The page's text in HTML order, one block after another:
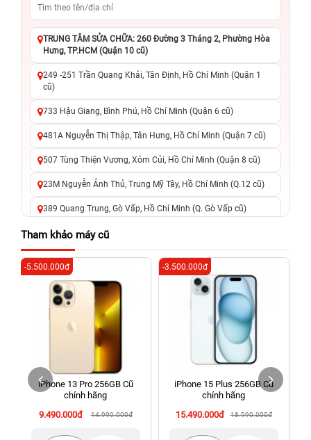
TRUNG TÂM SỬA CHỮA: 260 Đường 3 Tháng 2, Phường Hòa
Hưng, TP.HCM (Quận 10 cũ)
249 -251 Trần Quang Khải, Tân Định, Hồ Chí Minh (Quận 1
cũ)
733 Hậu Giang, Bình Phú, Hồ Chí Minh (Quận 6 cũ)
481A Nguyễn Thị Thập, Tân Hưng, Hồ Chí Minh (Quận 7 cũ)
507 Tùng Thiện Vương, Xóm Củi, Hồ Chí Minh (Quận 8 cũ)
23M Nguyễn Ảnh Thủ, Trung Mỹ Tây, Hồ Chí Minh (Q.12 cũ)
389 Quang Trung, Gò Vấp, Hồ Chí Minh (Q. Gò Vấp cũ)
625 - 625A Âu Cơ, Tân Phú, Hồ Chí Minh (Quận Tân Phú cũ)
326 Lê Văn Việt, Tăng Nhơn Phú, Hồ Chí Minh (Q.9 TP. Thủ
Đức cũ)
256 Võ Văn Ngân, Thủ Đức, Hồ Chí Minh (Bình Thọ, TP. Thủ
Đức Cũ)
70 Nguyễn An Ninh, Dĩ An, Hồ Chí Minh (Bình Dương Cũ)
24h Vũng Tàu: 162A Ba Cu, Vũng Tàu, Hồ Chí Minh (TP. Vũng
Tàu cũ)
198 Hoàng Văn Thụ, Tân Sơn Nhất, Hồ Chí Minh (Tân Bình
Tham khảo máy cũ
iPhone 13 Pro 256GB Cũ
chính hãng
9.490.000đ
14.990.000đ
-5.500.000đ
iPhone 15 Plus 256GB Cũ
chính hãng
15.490.000đ
18.990.000đ
-3.500.000đ